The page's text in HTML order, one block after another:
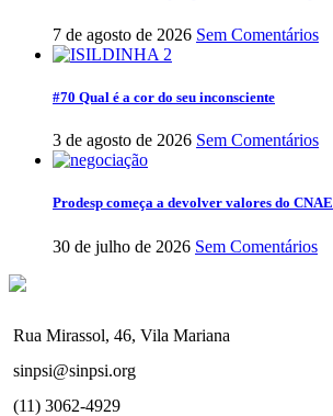
7 de agosto de 2026 Sem Comentários
#70 Qual é a cor do seu inconsciente
3 de agosto de 2026 Sem Comentários
Prodesp começa a devolver valores do CNAE
30 de julho de 2026 Sem Comentários
Rua Mirassol, 46, Vila Mariana
sinpsi@sinpsi.org
(11) 3062-4929